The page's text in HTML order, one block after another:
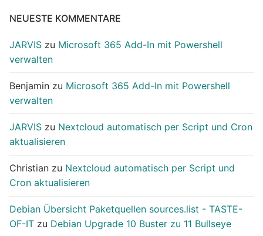
NEUESTE KOMMENTARE
JARVIS zu Microsoft 365 Add-In mit Powershell
verwalten
Benjamin zu Microsoft 365 Add-In mit Powershell
verwalten
JARVIS zu Nextcloud automatisch per Script und Cron
aktualisieren
Christian zu Nextcloud automatisch per Script und
Cron aktualisieren
Debian Übersicht Paketquellen sources.list - TASTE-
OF-IT zu Debian Upgrade 10 Buster zu 11 Bullseye